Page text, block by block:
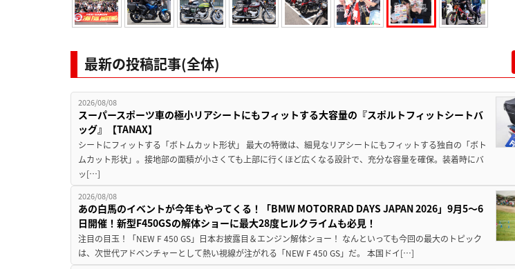
最新の投稿記事(全体)
2026/08/08
スーパースポーツ車の極小リアシートにもフィットする大容量の『スポルトフィットシートバ
ッグ』【TANAX】
シートにフィットする「ボトムカット形状」 最大の特徴は、細見なリアシートにもフィットする独自の「ボト
ムカット形状」。接地部の面積が小さくても上部に行くほど広くなる設計で、充分な容量を確保。装着時にバ
ッ[…]
2026/08/08
あの白馬のイベントが今年もやってくる！「BMW MOTORRAD DAYS JAPAN 2026」9月5〜6
日開催！新型F450GSの解体ショーに最大28度ヒルクライムも必見！
注目の目玉！「NEW F 450 GS」日本お披露目＆エンジン解体ショー！ なんといっても今回の最大のトピック
は、次世代アドベンチャーとして熱い視線が注がれる「NEW F 450 GS」だ。 本国ドイ[…]